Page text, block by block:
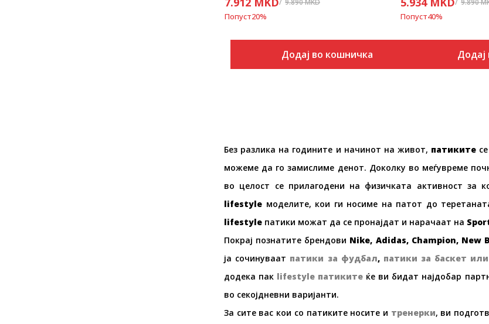
9.890MKD
Попуст20%
Додај во кошничка
9.890
Попуст40%
Додај
Без разлика на годините и начинот на живот, патиките
можеме да го замислиме денот. Доколку во меѓувреме
во целост се прилагодени на физичката активност за
lifestyle моделите, кои ги носиме на патот до
lifestyle патики можат да се пронајдат и нарачаат на
Покрај познатите брендови Nike, Adidas, Champion, New
ја сочинуваат патики за фудбал, патики за баскет
додека пак lifestyle патиките ќе ви бидат најдобар
во секојдневни варијанти.
За сите вас кои со патиките носите и тренерки, ви